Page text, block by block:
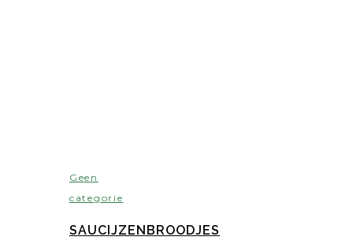
Geen
categorie
SAUCIJZENBROODJES